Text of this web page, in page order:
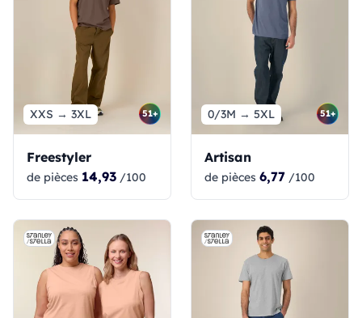
XXS → 3XL 51+
Freestyler
de pièces 14,93 /100
0/3M → 5XL 51+
Artisan
de pièces 6,77 /100